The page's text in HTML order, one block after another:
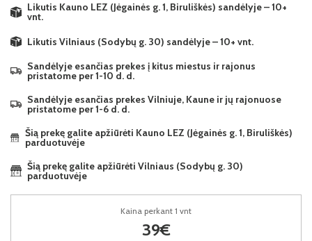
Likutis Kauno LEZ (Jėgainės g. 1, Biruliškės) sandėlyje – 10+
vnt.
Likutis Vilniaus (Sodybų g. 30) sandėlyje – 10+ vnt.
Sandėlyje esančias prekes į kitus miestus ir rajonus
pristatome per 1-10 d. d.
Sandėlyje esančias prekes Vilniuje, Kaune ir jų rajonuose
pristatome per 1-6 d. d.
Šią prekę galite apžiūrėti Kauno LEZ (Jėgainės g. 1, Biruliškės)
parduotuvėje
Šią prekę galite apžiūrėti Vilniaus (Sodybų g. 30)
parduotuvėje
Kaina perkant 1 vnt
39€